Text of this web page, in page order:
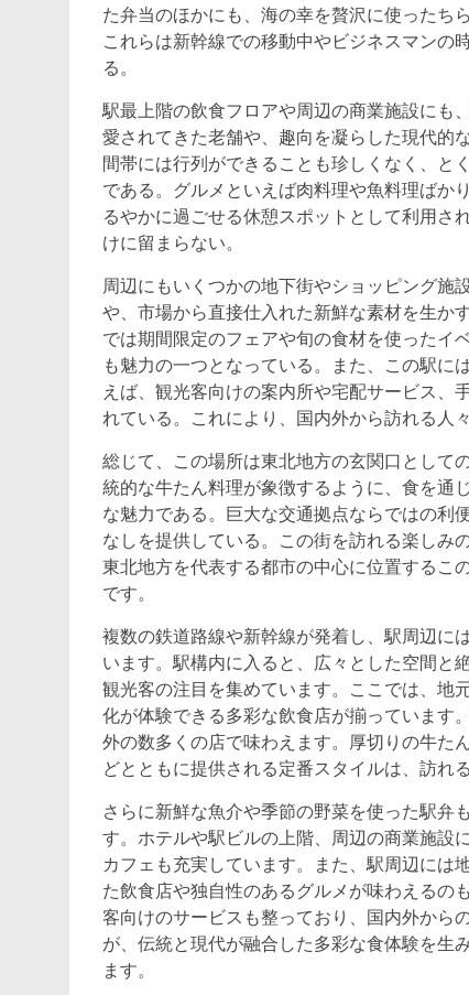
た弁当のほかにも、海の幸を贅沢に使ったち
これらは新幹線での移動中やビジネスマンの
る。
駅最上階の飲食フロアや周辺の商業施設にも
愛されてきた老舗や、趣向を凝らした現代的
間帯には行列ができることも珍しくなく、と
である。グルメといえば肉料理や魚料理ばか
るやかに過ごせる休憩スポットとして利用さ
けに留まらない。
周辺にもいくつかの地下街やショッピング施
や、市場から直接仕入れた新鮮な素材を生か
では期間限定のフェアや旬の食材を使ったイ
も魅力の一つとなっている。また、この駅に
えば、観光客向けの案内所や宅配サービス、
れている。これにより、国内外から訪れる人
総じて、この場所は東北地方の玄関口として
統的な牛たん料理が象徴するように、食を通
な魅力である。巨大な交通拠点ならではの利
なしを提供している。この街を訪れる楽しみ
東北地方を代表する都市の中心に位置するこ
です。
複数の鉄道路線や新幹線が発着し、駅周辺に
います。駅構内に入ると、広々とした空間と
観光客の注目を集めています。ここでは、地
化が体験できる多彩な飲食店が揃っています
外の数多くの店で味わえます。厚切りの牛た
どとともに提供される定番スタイルは、訪れ
さらに新鮮な魚介や季節の野菜を使った駅弁
す。ホテルや駅ビルの上階、周辺の商業施設
カフェも充実しています。また、駅周辺には
た飲食店や独自性のあるグルメが味わえるの
客向けのサービスも整っており、国内外から
が、伝統と現代が融合した多彩な食体験を生
ます。